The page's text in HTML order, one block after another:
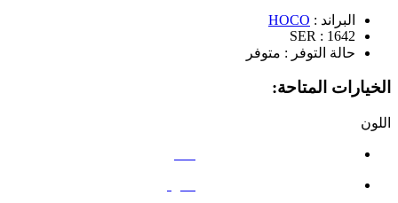
البراند : HOCO
SER : 1642
حالة التوفر : متوفر
الخيارات المتاحة:
اللون